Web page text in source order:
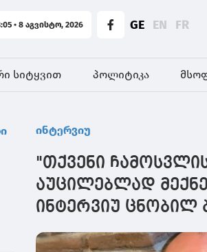
• 8 აგვისტო, 2026 GE EN FR
სიტყვით პოლიტიკა
ინტერვიუ
"თქვენი
აუცილებლად
ინტერვიუ